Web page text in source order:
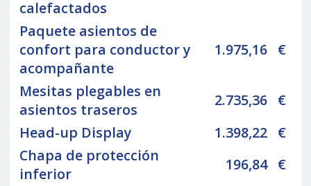
calefactados
Paquete asientos de
confort para conductor y
acompañante
1.975,16 €
Mesitas plegables en
asientos traseros
2.735,36 €
Head-up Display
1.398,22 €
Chapa de protección
inferior
196,84 €